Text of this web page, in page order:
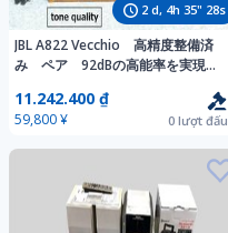
2 d, 4h 35" 26s
JBL A822 Vecchio 高精度整備済
み ペア 92dBの高能率を実現
仕様【C-1577】tone quality
11.242.400 ₫
59,800 ¥ 0 lượt đấu